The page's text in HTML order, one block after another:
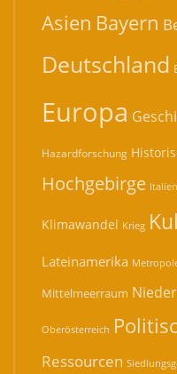
Asien Bayern
Deutschland
Europa
Hazardforschung
Hochgebirge Italien
Klimawandel Krieg
Lateinamerika
Mittelmeerraum
Oberösterreich
Ressourcen